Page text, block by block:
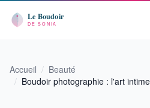
Accueil / Beauté
/ Boudoir photographie : l'art